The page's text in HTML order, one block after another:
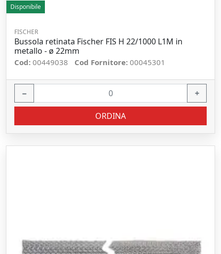
Disponibile
FISCHER
Bussola retinata Fischer FIS H 22/1000 L1M in
metallo - ø 22mm
Cod: 00449038 Cod Fornitore: 00045301
− +
ORDINA